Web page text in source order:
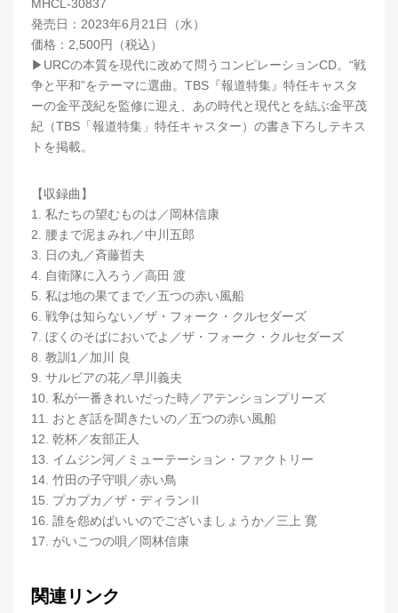
MHCL-30837
発売日：2023年6月21日（水）
価格：2,500円（税込）
▶︎URCの本質を現代に改めて問うコンピレーションCD。“戦
争と平和”をテーマに選曲。TBS『報道特集』特任キャスタ
ーの金平茂紀を監修に迎え、あの時代と現代とを結ぶ金平茂
紀（TBS「報道特集」特任キャスター）の書き下ろしテキス
トを掲載。
【収録曲】
1. 私たちの望むものは／岡林信康
2. 腰まで泥まみれ／中川五郎
3. 日の丸／斉藤哲夫
4. 自衛隊に入ろう／高田 渡
5. 私は地の果てまで／五つの赤い風船
6. 戦争は知らない／ザ・フォーク・クルセダーズ
7. ぼくのそばにおいでよ／ザ・フォーク・クルセダーズ
8. 教訓1／加川 良
9. サルビアの花／早川義夫
10. 私が一番きれいだった時／アテンションプリーズ
11. おとぎ話を聞きたいの／五つの赤い風船
12. 乾杯／友部正人
13. イムジン河／ミューテーション・ファクトリー
14. 竹田の子守唄／赤い鳥
15. プカプカ／ザ・ディランⅡ
16. 誰を怨めばいいのでございましょうか／三上 寛
17. がいこつの唄／岡林信康
関連リンク